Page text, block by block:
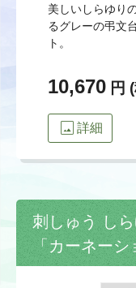
美しいしらゆり
るグレーの弔文
ト。
10,670 円
image 詳細
刺しゅう し
「カーネーシ